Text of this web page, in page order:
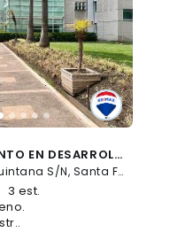
DEPARTAMENTO EN DESARROLLO MIRAGE EN LA LOMA, SANTA FE - (34)
Bernardino Quintana S/N, Santa Fe La Loma, Álvaro Obregón
3 est.